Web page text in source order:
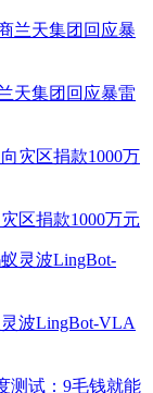
天集团回应暴雷
区捐款1000万元
波LingBot-VLA